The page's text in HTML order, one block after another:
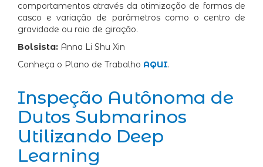
comportamentos através da otimização de formas de
casco e variação de parâmetros como o centro de
gravidade ou raio de giração.
Bolsista: Anna Li Shu Xin
Conheça o Plano de Trabalho AQUI.
Inspeção Autônoma de
Dutos Submarinos
Utilizando Deep
Learning